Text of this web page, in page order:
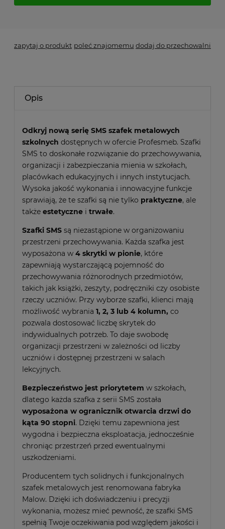
zapytaj o produkt poleć znajomemu dodaj do przechowalni
Opis
Odkryj nową serię SMS szafek metalowych
szkolnych dostępnych w ofercie Profesmeb. Szafki
SMS to doskonałe rozwiązanie do przechowywania,
organizacji i zabezpieczania mienia w szkołach,
placówkach edukacyjnych i innych instytucjach.
Wysoka jakość wykonania i innowacyjne funkcje
sprawiają, że te szafki są nie tylko praktyczne, ale
także estetyczne i trwałe.
Szafki SMS są niezastąpione w organizowaniu
przestrzeni przechowywania. Każda szafka jest
wyposażona w 4 skrytki w pionie, które
zapewniają wystarczającą pojemność do
przechowywania różnorodnych przedmiotów,
takich jak książki, zeszyty, podręczniki czy osobiste
rzeczy uczniów. Przy wyborze szafki, klienci mają
możliwość wybrania 1, 2, 3 lub 4 kolumn, co
pozwala dostosować liczbę skrytek do
indywidualnych potrzeb. To daje swobodę
organizacji przestrzeni w zależności od liczby
uczniów i dostępnej przestrzeni w salach
lekcyjnych.
Bezpieczeństwo jest priorytetem w szkołach,
dlatego każda szafka z serii SMS została
wyposażona w ogranicznik otwarcia drzwi do
kąta 90 stopni. Dzięki temu zapewniona jest
wygodna i bezpieczna eksploatacja, jednocześnie
chroniąc przestrzeń przed ewentualnymi
uszkodzeniami.
Producentem tych solidnych i funkcjonalnych
szafek metalowych jest renomowana fabryka
Malow. Dzięki ich doświadczeniu i precyzji
wykonania, możesz mieć pewność, że szafki SMS
spełnią Twoje oczekiwania pod względem jakości i